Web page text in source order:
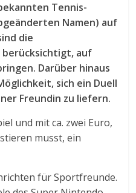
Tennis-
Namen) auf
die
berücksichtigt, auf
Darüber hinaus
sich ein Duell
Freundin zu liefern.
und mit ca. zwei Euro,
musst, ein
für Sportfreunde.